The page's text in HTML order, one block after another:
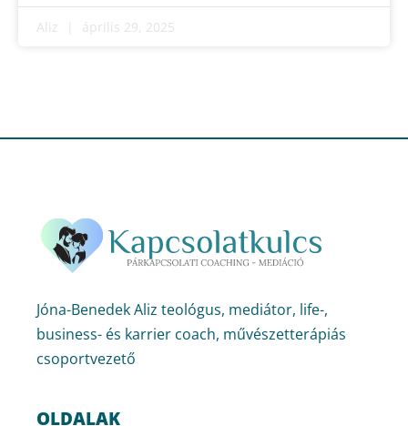
Aliz április 29, 2025
Jóna-Benedek Aliz teológus, mediátor, life-,
business- és karrier coach, művészetterápiás
csoportvezető
OLDALAK